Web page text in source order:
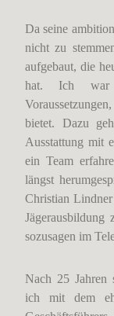
Da seine
nicht zu
aufgebaut, die
hat. Ich war
bietet. Dazu
Ausstattung mit
ein Team
längst
Christian
Jägerausbildung
sozusagen im
Nach 25 Jahren
ich mit dem